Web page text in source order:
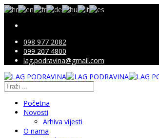
098 977 2082
099 207 4800
lag.podravina@gmail.com
Početna
Novosti
Arhiva vijesti
O nama